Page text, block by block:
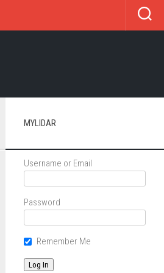
MYLIDAR
Username or Email
Password
Remember Me